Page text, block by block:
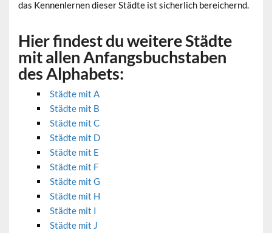
das Kennenlernen dieser Städte ist sicherlich bereichernd.
Hier findest du weitere Städte
mit allen Anfangsbuchstaben
des Alphabets:
Städte mit A
Städte mit B
Städte mit C
Städte mit D
Städte mit E
Städte mit F
Städte mit G
Städte mit H
Städte mit I
Städte mit J